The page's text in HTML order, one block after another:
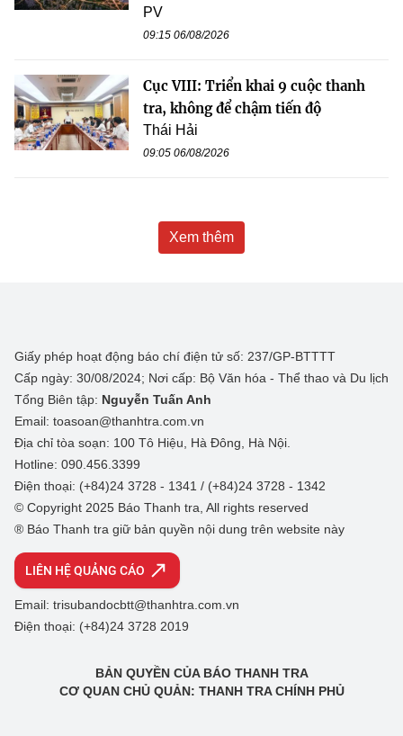
PV
09:15 06/08/2026
Cục VIII: Triển khai 9 cuộc thanh
tra, không để chậm tiến độ
Thái Hải
09:05 06/08/2026
Xem thêm
Giấy phép hoạt động báo chí điện tử số: 237/GP-BTTTT
Cấp ngày: 30/08/2024; Nơi cấp: Bộ Văn hóa - Thể thao và Du lịch
Tổng Biên tập: Nguyễn Tuấn Anh
Email: toasoan@thanhtra.com.vn
Địa chỉ tòa soạn: 100 Tô Hiệu, Hà Đông, Hà Nội.
Hotline: 090.456.3399
Điện thoại: (+84)24 3728 - 1341 / (+84)24 3728 - 1342
© Copyright 2025 Báo Thanh tra, All rights reserved
® Báo Thanh tra giữ bản quyền nội dung trên website này
LIÊN HỆ QUẢNG CÁO
Email: trisubandocbtt@thanhtra.com.vn
Điện thoại: (+84)24 3728 2019
BẢN QUYỀN CỦA BÁO THANH TRA
CƠ QUAN CHỦ QUẢN: THANH TRA CHÍNH PHỦ